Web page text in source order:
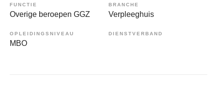
FUNCTIE
Overige beroepen GGZ
BRANCHE
Verpleeghuis
OPLEIDINGSNIVEAU
MBO
DIENSTVERBAND